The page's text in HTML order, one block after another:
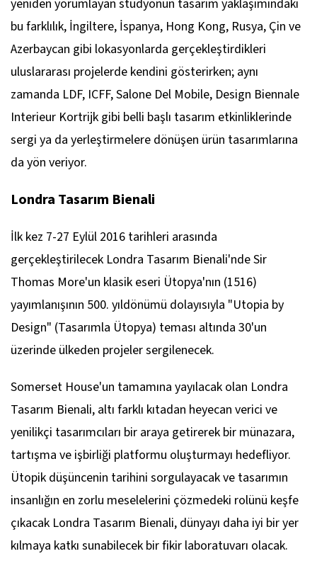
yeniden yorumlayan stüdyonun tasarım yaklaşımındaki
bu farklılık, İngiltere, İspanya, Hong Kong, Rusya, Çin ve
Azerbaycan gibi lokasyonlarda gerçekleştirdikleri
uluslararası projelerde kendini gösterirken; aynı
zamanda LDF, ICFF, Salone Del Mobile, Design Biennale
Interieur Kortrijk gibi belli başlı tasarım etkinliklerinde
sergi ya da yerleştirmelere dönüşen ürün tasarımlarına
da yön veriyor.
Londra Tasarım Bienali
İlk kez 7-27 Eylül 2016 tarihleri arasında
gerçekleştirilecek Londra Tasarım Bienali'nde Sir
Thomas More'un klasik eseri Ütopya'nın (1516)
yayımlanışının 500. yıldönümü dolayısıyla "Utopia by
Design" (Tasarımla Ütopya) teması altında 30'un
üzerinde ülkeden projeler sergilenecek.
Somerset House'un tamamına yayılacak olan Londra
Tasarım Bienali, altı farklı kıtadan heyecan verici ve
yenilikçi tasarımcıları bir araya getirerek bir münazara,
tartışma ve işbirliği platformu oluşturmayı hedefliyor.
Ütopik düşüncenin tarihini sorgulayacak ve tasarımın
insanlığın en zorlu meselelerini çözmedeki rolünü keşfe
çıkacak Londra Tasarım Bienali, dünyayı daha iyi bir yer
kılmaya katkı sunabilecek bir fikir laboratuvarı olacak.